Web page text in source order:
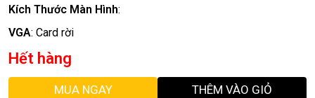
Kích Thước Màn Hình:
VGA: Card rời
Hết hàng
MUA NGAY THÊM VÀO GIỎ